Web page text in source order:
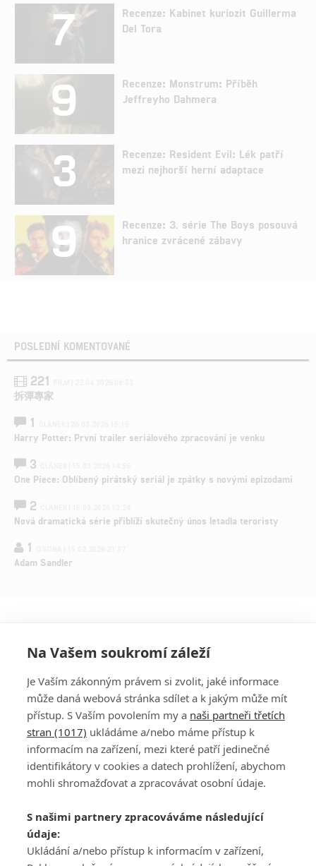
7
Recenze: Kabinet kuriozit Guillerma
Del Tora
9
Recenze: Monstrum: Příběh
Jeffreyho Dahmera
3
Recenze: Resident Evil: Lék patří
mezi nejhorší herní adaptace
9
Recenze: 3. série The Boys posouvá
hranice zvrácené zábavy
POSLEDNÍ KOMENTOVANÉ
221
拆彈專家
1
Harry Potter: První trailer seriálového zpracování je venku
3
One Piece: Oblíbený pirátský seriál je zpátky s novými epizodami
2
Nová dramatická série přiblíží skutečný únos letadla teroristy
1
Adam Sandler
PŘIHLÁSIT
REGISTROVAT
DISKUZE
Šéfredaktorkou webu jePetr Slavík, e-mailserialy@fandimefilmu.cz
Máte-li zájem o inzerci na našem webu napište nám na e-mail
studio@koncal.com
Na Vašem soukromí záleží
Je Vaším zákonným právem si zvolit, jaké informace
může daná webová stránka sdílet a k jakým může mít
přístup. S Vaším povolením my a naši partneři třetích
stran (1017) ukládáme a/nebo máme přístup k
informacím na zařízení, mezi které patří jedinečné
identifikátory v cookies a datech prohlížení, abychom
mohli shromažďovat a zpracovávat osobní údaje.
S našimi partnery zpracováváme následující
údaje:
Ukládání a/nebo přístup k informacím v zařízení,